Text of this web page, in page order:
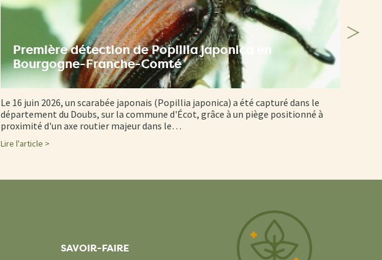
Première détection de Popillia japonica en
Bourgogne-Franche-Comté
Le 16 juin 2026, un scarabée japonais (Popillia japonica) a été capturé dans le
département du Doubs, sur la commune d'Écot, grâce à un piège positionné à
proximité d'un axe routier majeur dans le…
Lire l'article >
SAVOIR-FAIRE